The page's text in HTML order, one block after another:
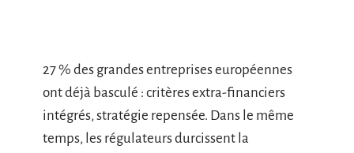
27 % des grandes entreprises européennes
ont déjà basculé : critères extra-financiers
intégrés, stratégie repensée. Dans le même
temps, les régulateurs durcissent la